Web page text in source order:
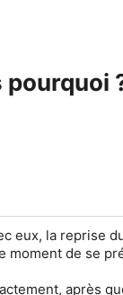
eux, la reprise
moment de se
après